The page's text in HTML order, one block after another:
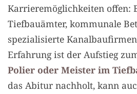
Karrieremöglichkeiten offen:
Tiefbauämter, kommunale
spezialisierte
Erfahrung ist der Aufstieg
Polier oder Meister im
das Abitur nachholt, kann